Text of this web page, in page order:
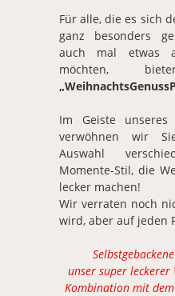
Für alle, die es sich
ganz besonders
auch mal etwas
möchten,
Im Geiste unseres
verwöhnen wir
Auswahl
Momente-Stil, die
lecker machen!
Wir verraten noch
wird, aber auf jeden
unser super leckerer
Kombination mit